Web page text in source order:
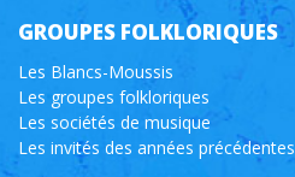
GROUPES FOLKLORIQUES
Les Blancs-Moussis
Les groupes folkloriques
Les sociétés de musique
Les invités des années précédentes